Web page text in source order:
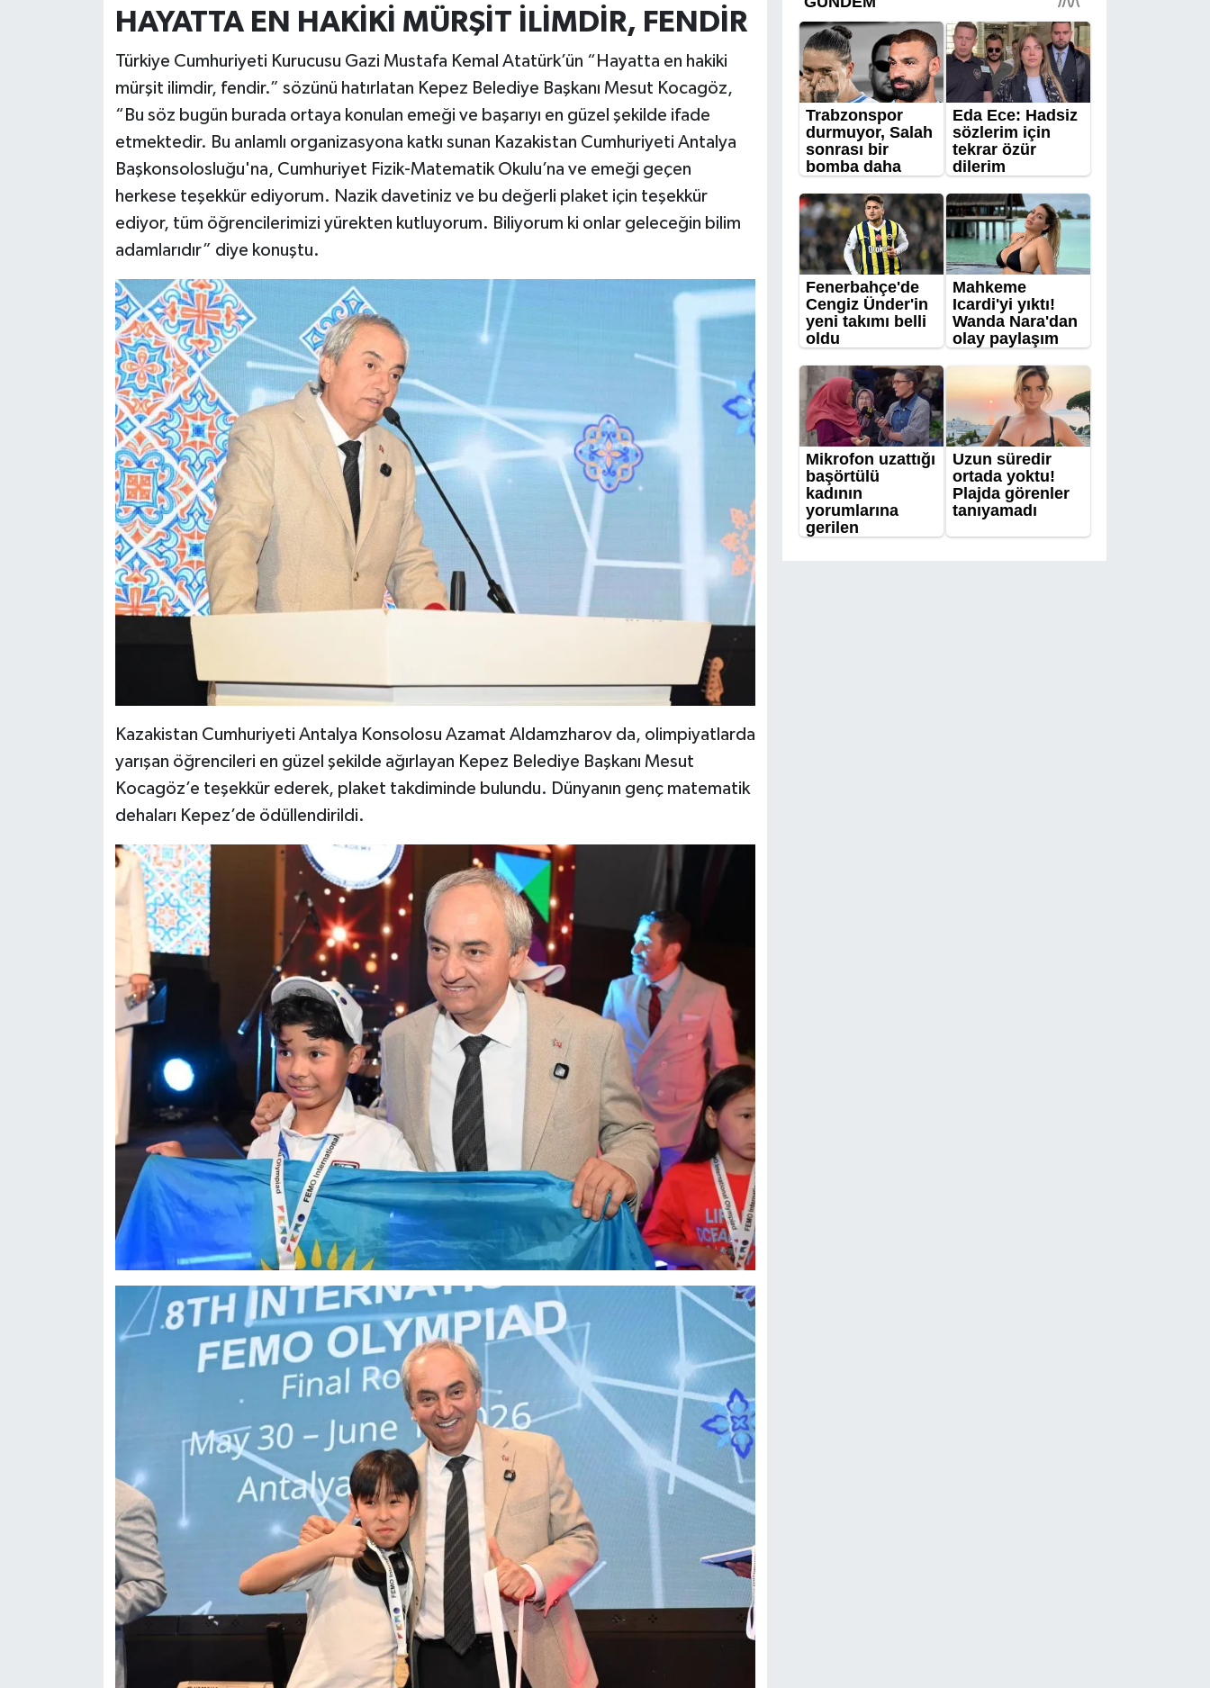
HAYATTA EN HAKİKİ MÜRŞİT İLİMDİR, FENDİR
Türkiye Cumhuriyeti Kurucusu Gazi Mustafa Kemal Atatürk’ün “Hayatta en hakiki
mürşit ilimdir, fendir.” sözünü hatırlatan Kepez Belediye Başkanı Mesut Kocagöz,
“Bu söz bugün burada ortaya konulan emeği ve başarıyı en güzel şekilde ifade
etmektedir. Bu anlamlı organizasyona katkı sunan Kazakistan Cumhuriyeti Antalya
Başkonsolosluğu'na, Cumhuriyet Fizik-Matematik Okulu’na ve emeği geçen
herkese teşekkür ediyorum. Nazik davetiniz ve bu değerli plaket için teşekkür
ediyor, tüm öğrencilerimizi yürekten kutluyorum. Biliyorum ki onlar geleceğin bilim
adamlarıdır” diye konuştu.
Kazakistan Cumhuriyeti Antalya Konsolosu Azamat Aldamzharov da, olimpiyatlarda
yarışan öğrencileri en güzel şekilde ağırlayan Kepez Belediye Başkanı Mesut
Kocagöz’e teşekkür ederek, plaket takdiminde bulundu. Dünyanın genç matematik
dehaları Kepez’de ödüllendirildi.